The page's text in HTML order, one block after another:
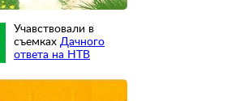
Учавствовали в
съемках Дачного
ответа на НТВ